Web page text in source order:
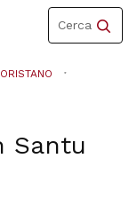
Toggle
navigation
Cerca
ORISTANO
Santu